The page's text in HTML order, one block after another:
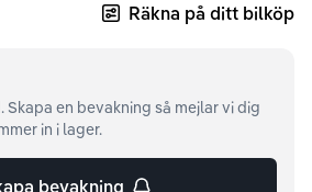
loan example Räkna på ditt bilköp
Skapa en bevakning så mejlar vi dig
in i lager.
bevakning